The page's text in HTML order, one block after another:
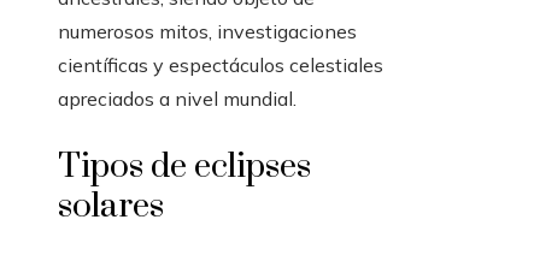
numerosos mitos, investigaciones
científicas y espectáculos celestiales
apreciados a nivel mundial.
Tipos de eclipses
solares